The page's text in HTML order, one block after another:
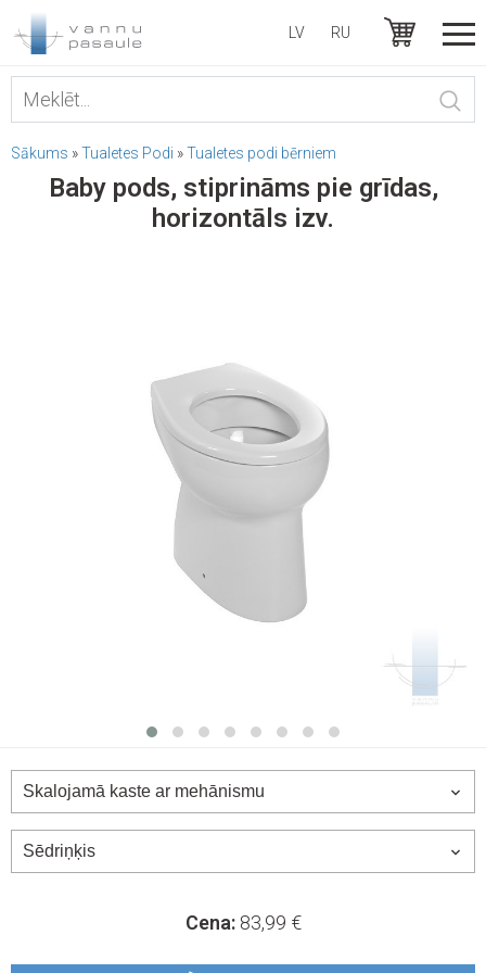
LV RU
Sākums »Tualetes Podi »Tualetes podi bērniem
Baby pods, stiprināms pie grīdas,
horizontāls izv.
Cena: 83,99 €